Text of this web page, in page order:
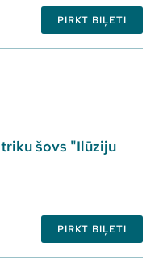
PIRKT BIĻETI
šovs "Ilūziju
PIRKT BIĻETI